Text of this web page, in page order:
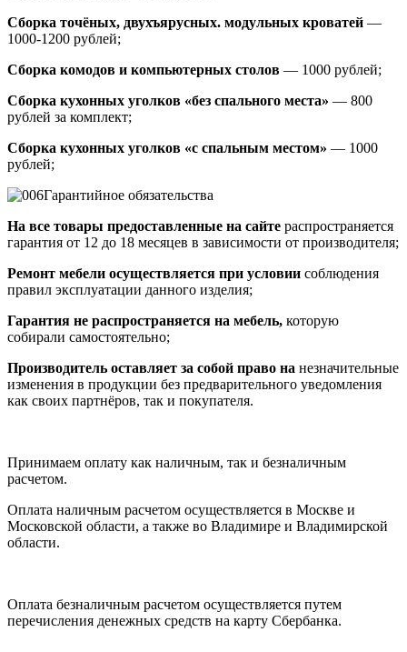
Сборка точёных, двухъярусных. модульных кроватей —
1000-1200 рублей;
Сборка комодов и компьютерных столов — 1000 рублей;
Сборка кухонных уголков «без спального места» — 800
рублей за комплект;
Сборка кухонных уголков «с спальным местом» — 1000
рублей;
Гарантийное обязательства
На все товары предоставленные на сайте распространяется
гарантия от 12 до 18 месяцев в зависимости от производителя;
Ремонт мебели осуществляется при условии соблюдения
правил эксплуатации данного изделия;
Гарантия не распространяется на мебель, которую
собирали самостоятельно;
Производитель оставляет за собой право на незначительные
изменения в продукции без предварительного уведомления
как своих партнёров, так и покупателя.
Принимаем оплату как наличным, так и безналичным
расчетом.
Оплата наличным расчетом осуществляется в Москве и
Московской области, а также во Владимире и Владимирской
области.
Оплата безналичным расчетом осуществляется путем
перечисления денежных средств на карту Сбербанка.